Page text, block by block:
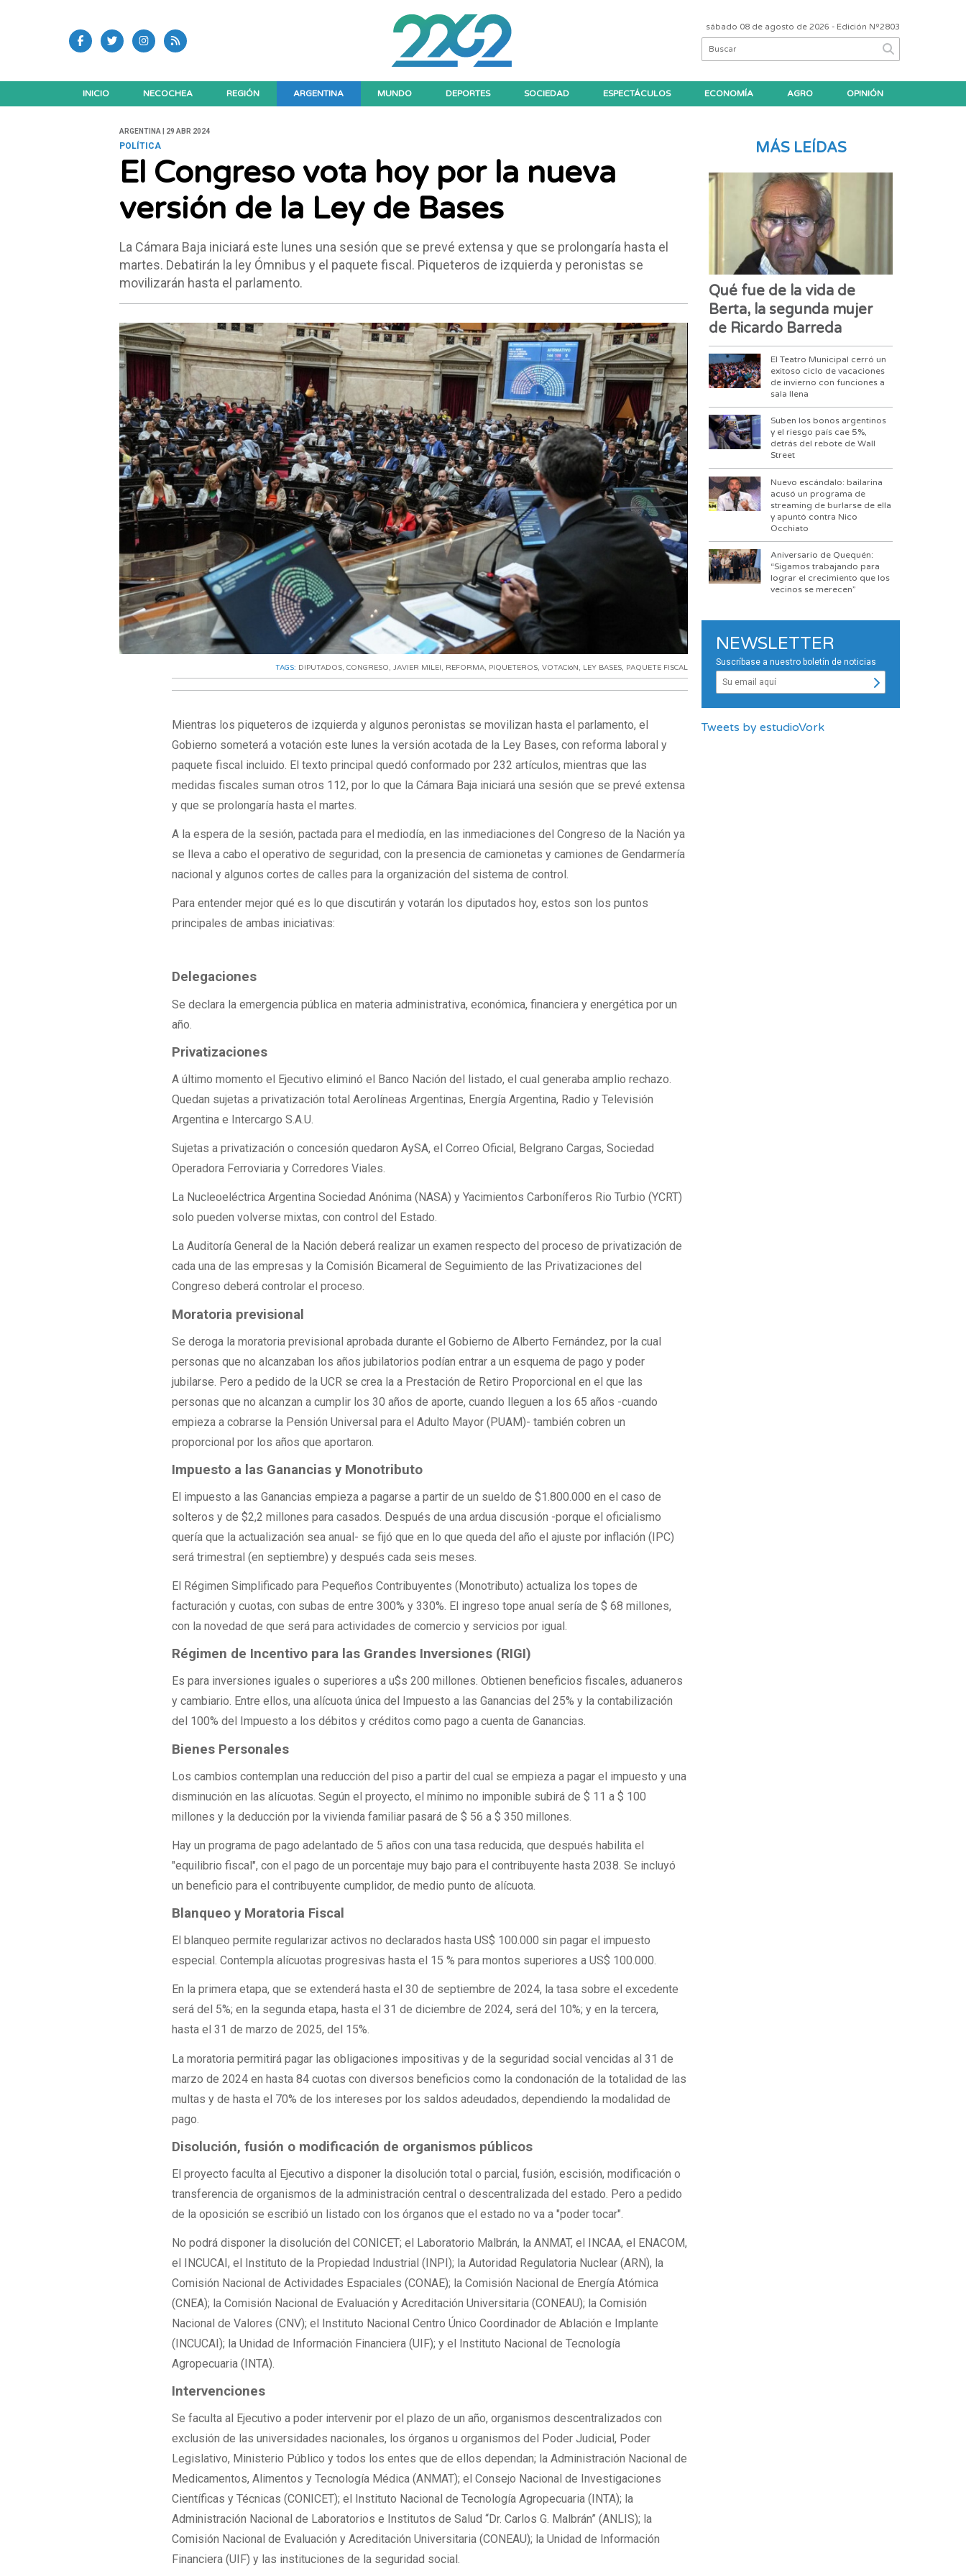
sábado 08 de agosto de 2026 - Edición Nº2803
INICIO NECOCHEA REGIÓN ARGENTINA MUNDO DEPORTES SOCIEDAD ESPECTÁCULOS ECONOMÍA AGRO OPINIÓN
ARGENTINA | 29 ABR 2024
POLÍTICA
El Congreso vota hoy por la nueva
versión de la Ley de Bases
La Cámara Baja iniciará este lunes una sesión que se prevé extensa y que se prolongaría hasta el
martes. Debatirán la ley Ómnibus y el paquete fiscal. Piqueteros de izquierda y peronistas se
movilizarán hasta el parlamento.
TAGS: DIPUTADOS,CONGRESO,JAVIER MILEI, REFORMA, PIQUETEROS,VOTACIóN, LEY BASES, PAQUETE FISCAL
Mientras los piqueteros de izquierda y algunos peronistas se movilizan hasta el parlamento, el
Gobierno someterá a votación este lunes la versión acotada de la Ley Bases, con reforma laboral y
paquete fiscal incluido. El texto principal quedó conformado por 232 artículos, mientras que las
medidas fiscales suman otros 112, por lo que la Cámara Baja iniciará una sesión que se prevé extensa
y que se prolongaría hasta el martes.
A la espera de la sesión, pactada para el mediodía, en las inmediaciones del Congreso de la Nación ya
se lleva a cabo el operativo de seguridad, con la presencia de camionetas y camiones de Gendarmería
nacional y algunos cortes de calles para la organización del sistema de control.
Para entender mejor qué es lo que discutirán y votarán los diputados hoy, estos son los puntos
principales de ambas iniciativas:
Delegaciones
Se declara la emergencia pública en materia administrativa, económica, financiera y energética por un
año.
Privatizaciones
A último momento el Ejecutivo eliminó el Banco Nación del listado, el cual generaba amplio rechazo.
Quedan sujetas a privatización total Aerolíneas Argentinas, Energía Argentina, Radio y Televisión
Argentina e Intercargo S.A.U.
Sujetas a privatización o concesión quedaron AySA, el Correo Oficial, Belgrano Cargas, Sociedad
Operadora Ferroviaria y Corredores Viales.
La Nucleoeléctrica Argentina Sociedad Anónima (NASA) y Yacimientos Carboníferos Rio Turbio (YCRT)
solo pueden volverse mixtas, con control del Estado.
La Auditoría General de la Nación deberá realizar un examen respecto del proceso de privatización de
cada una de las empresas y la Comisión Bicameral de Seguimiento de las Privatizaciones del
Congreso deberá controlar el proceso.
Moratoria previsional
Se deroga la moratoria previsional aprobada durante el Gobierno de Alberto Fernández, por la cual
personas que no alcanzaban los años jubilatorios podían entrar a un esquema de pago y poder
jubilarse. Pero a pedido de la UCR se crea la a Prestación de Retiro Proporcional en el que las
personas que no alcanzan a cumplir los 30 años de aporte, cuando lleguen a los 65 años -cuando
empieza a cobrarse la Pensión Universal para el Adulto Mayor (PUAM)- también cobren un
proporcional por los años que aportaron.
Impuesto a las Ganancias y Monotributo
El impuesto a las Ganancias empieza a pagarse a partir de un sueldo de $1.800.000 en el caso de
solteros y de $2,2 millones para casados. Después de una ardua discusión -porque el oficialismo
quería que la actualización sea anual- se fijó que en lo que queda del año el ajuste por inflación (IPC)
será trimestral (en septiembre) y después cada seis meses.
El Régimen Simplificado para Pequeños Contribuyentes (Monotributo) actualiza los topes de
facturación y cuotas, con subas de entre 300% y 330%. El ingreso tope anual sería de $ 68 millones,
con la novedad de que será para actividades de comercio y servicios por igual.
Régimen de Incentivo para las Grandes Inversiones (RIGI)
Es para inversiones iguales o superiores a u$s 200 millones. Obtienen beneficios fiscales, aduaneros
y cambiario. Entre ellos, una alícuota única del Impuesto a las Ganancias del 25% y la contabilización
del 100% del Impuesto a los débitos y créditos como pago a cuenta de Ganancias.
Bienes Personales
Los cambios contemplan una reducción del piso a partir del cual se empieza a pagar el impuesto y una
disminución en las alícuotas. Según el proyecto, el mínimo no imponible subirá de $ 11 a $ 100
millones y la deducción por la vivienda familiar pasará de $ 56 a $ 350 millones.
Hay un programa de pago adelantado de 5 años con una tasa reducida, que después habilita el
"equilibrio fiscal", con el pago de un porcentaje muy bajo para el contribuyente hasta 2038. Se incluyó
un beneficio para el contribuyente cumplidor, de medio punto de alícuota.
Blanqueo y Moratoria Fiscal
El blanqueo permite regularizar activos no declarados hasta US$ 100.000 sin pagar el impuesto
especial. Contempla alícuotas progresivas hasta el 15 % para montos superiores a US$ 100.000.
En la primera etapa, que se extenderá hasta el 30 de septiembre de 2024, la tasa sobre el excedente
será del 5%; en la segunda etapa, hasta el 31 de diciembre de 2024, será del 10%; y en la tercera,
hasta el 31 de marzo de 2025, del 15%.
La moratoria permitirá pagar las obligaciones impositivas y de la seguridad social vencidas al 31 de
marzo de 2024 en hasta 84 cuotas con diversos beneficios como la condonación de la totalidad de las
multas y de hasta el 70% de los intereses por los saldos adeudados, dependiendo la modalidad de
pago.
Disolución, fusión o modificación de organismos públicos
El proyecto faculta al Ejecutivo a disponer la disolución total o parcial, fusión, escisión, modificación o
transferencia de organismos de la administración central o descentralizada del estado. Pero a pedido
de la oposición se escribió un listado con los órganos que el estado no va a "poder tocar".
No podrá disponer la disolución del CONICET; el Laboratorio Malbrán, la ANMAT, el INCAA, el ENACOM,
el INCUCAI, el Instituto de la Propiedad Industrial (INPI); la Autoridad Regulatoria Nuclear (ARN), la
Comisión Nacional de Actividades Espaciales (CONAE); la Comisión Nacional de Energía Atómica
(CNEA); la Comisión Nacional de Evaluación y Acreditación Universitaria (CONEAU); la Comisión
Nacional de Valores (CNV); el Instituto Nacional Centro Único Coordinador de Ablación e Implante
(INCUCAI); la Unidad de Información Financiera (UIF); y el Instituto Nacional de Tecnología
Agropecuaria (INTA).
Intervenciones
Se faculta al Ejecutivo a poder intervenir por el plazo de un año, organismos descentralizados con
exclusión de las universidades nacionales, los órganos u organismos del Poder Judicial, Poder
Legislativo, Ministerio Público y todos los entes que de ellos dependan; la Administración Nacional de
Medicamentos, Alimentos y Tecnología Médica (ANMAT); el Consejo Nacional de Investigaciones
Científicas y Técnicas (CONICET); el Instituto Nacional de Tecnología Agropecuaria (INTA); la
Administración Nacional de Laboratorios e Institutos de Salud “Dr. Carlos G. Malbrán” (ANLIS); la
Comisión Nacional de Evaluación y Acreditación Universitaria (CONEAU); la Unidad de Información
Financiera (UIF) y las instituciones de la seguridad social.
MÁS LEÍDAS
Qué fue de la vida de
Berta, la segunda mujer
de Ricardo Barreda
El Teatro Municipal cerró un
exitoso ciclo de vacaciones
de invierno con funciones a
sala llena
Suben los bonos argentinos
y el riesgo país cae 5%,
detrás del rebote de Wall
Street
Nuevo escándalo: bailarina
acusó un programa de
streaming de burlarse de ella
y apuntó contra Nico
Occhiato
Aniversario de Quequén:
“Sigamos trabajando para
lograr el crecimiento que los
vecinos se merecen”
NEWSLETTER
Suscríbase a nuestro boletín de noticias
Tweets by estudioVork